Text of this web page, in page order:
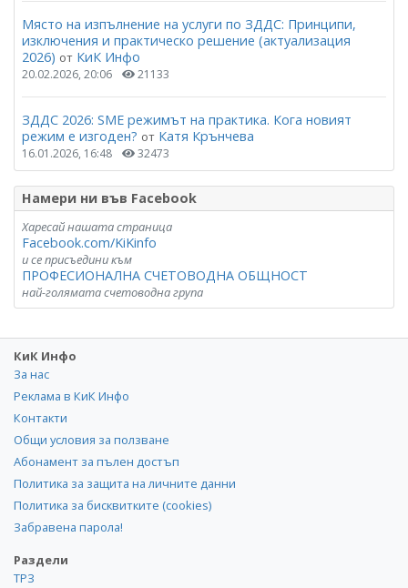
Място на изпълнение на услуги по ЗДДС: Принципи,
изключения и практическо решение (актуализация
2026) от КиК Инфо
20.02.2026, 20:06 21133
ЗДДС 2026: SME режимът на практика. Кога новият
режим е изгоден? от Катя Крънчева
16.01.2026, 16:48 32473
Намери ни във Facebook
Харесай нашата страница
Facebook.com/KiKinfo
и се присъедини към
ПРОФЕСИОНАЛНА СЧЕТОВОДНА ОБЩНОСТ
най-голямата счетоводна група
КиК Инфо
За нас
Реклама в КиК Инфо
Контакти
Общи условия за ползване
Абонамент за пълен достъп
Политика за защита на личните данни
Политика за бисквитките (cookies)
Забравена парола!
Раздели
ТРЗ